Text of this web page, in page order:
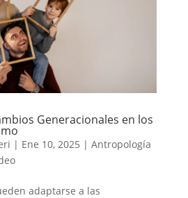
Generacionales en los
| Ene 10, 2025 | Antropología
adaptarse a las